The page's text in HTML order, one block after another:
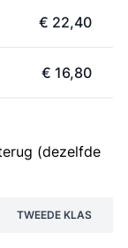
€ 22,40
€ 16,80
(dezelfde
TWEEDE KLAS